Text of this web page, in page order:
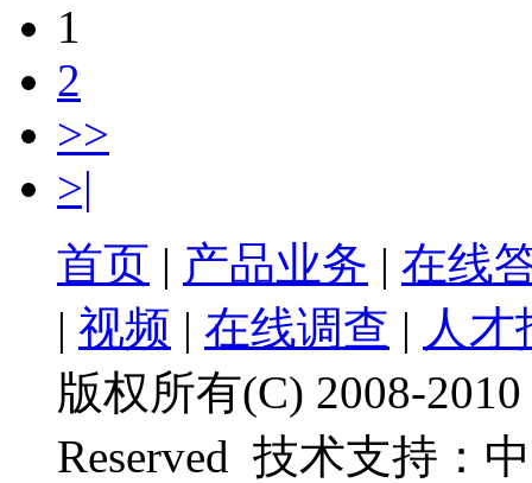
1
2
>>
>|
首页 | 产品业务 | 在线
| 视频 | 在线调查 | 人才
版权所有(C) 2008-2010
Reserved 技术支持：